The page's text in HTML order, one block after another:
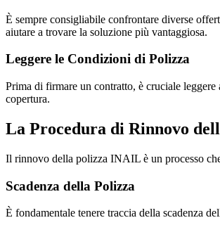
È sempre consigliabile confrontare diverse
aiutare a trovare la soluzione più vantaggiosa.
Leggere le Condizioni di Polizza
Prima di firmare un contratto, è cruciale
copertura.
La Procedura di Rinnovo
Il rinnovo della polizza INAIL è un processo
Scadenza della Polizza
È fondamentale tenere traccia della scadenza